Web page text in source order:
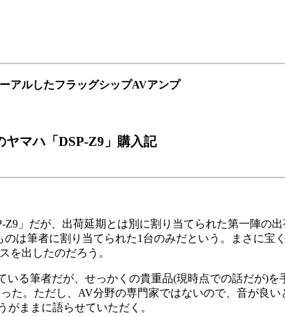
アルしたフラッグシップAVアンプ
ヤマハ「DSP-Z9」購入記
」だが、出荷延期とは別に割り当てられた第一陣の
は筆者に割り当てられた1台のみだという。まさに宝
を出したのだろう。
る筆者だが、せっかくの貴重品(現時点での話だが)を
た。ただし、AV分野の専門家ではないので、音が良い
ままに語らせていただく。